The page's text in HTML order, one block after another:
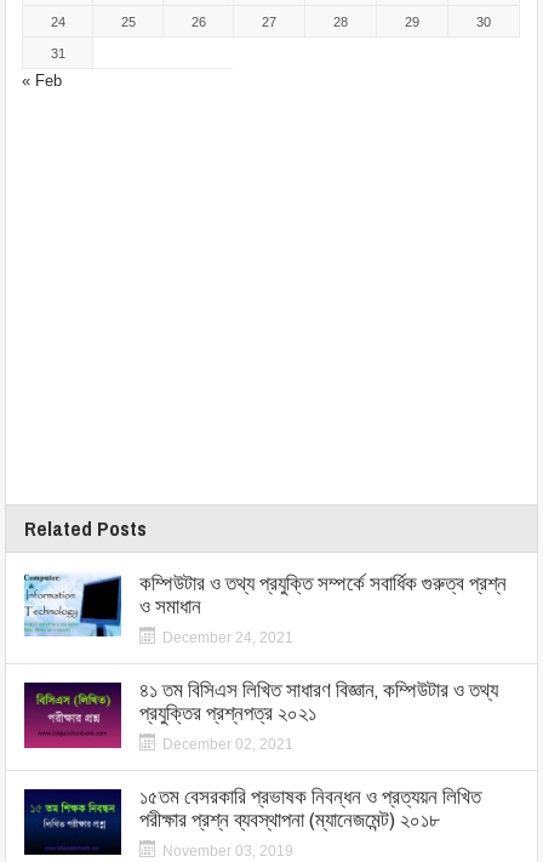
« Feb
24 25 26 27 28 29 30
31
Related Posts
কম্পিউটার ও তথ্য প্রযুক্তি সম্পর্কে সবার্ধিক গুরুত্ব প্রশ্ন
ও সমাধান
December 24, 2021
৪১ তম বিসিএস লিখিত সাধারণ বিজ্ঞান, কম্পিউটার ও তথ্য
প্রযুক্তির প্রশ্নপত্র ২০২১
December 02, 2021
১৫তম বেসরকারি প্রভাষক নিবন্ধন ও প্রত্যয়ন লিখিত
পরীক্ষার প্রশ্ন ব্যবস্থাপনা (ম্যানেজমেন্ট) ২০১৮
November 03, 2019